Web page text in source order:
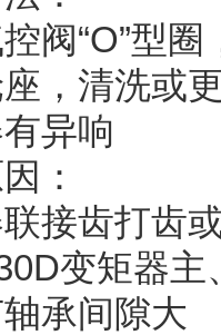
阀“O”型
，清洗或
异响
：
接齿打齿
变矩器
承间隙大